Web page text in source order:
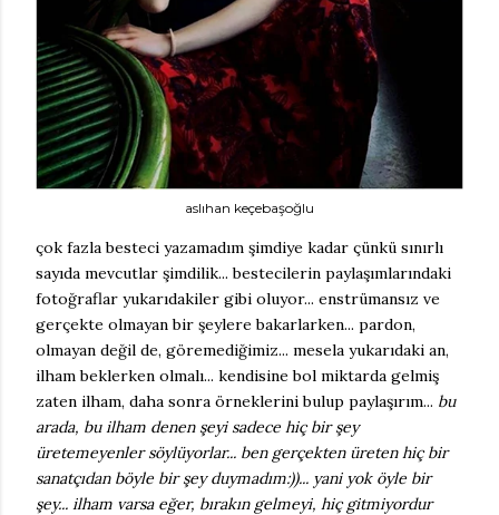
aslıhan keçebaşoğlu
çok fazla besteci yazamadım şimdiye kadar çünkü sınırlı
sayıda mevcutlar şimdilik... bestecilerin paylaşımlarındaki
fotoğraflar yukarıdakiler gibi oluyor... enstrümansız ve
gerçekte olmayan bir şeylere bakarlarken... pardon,
olmayan değil de, göremediğimiz... mesela yukarıdaki an,
ilham beklerken olmalı... kendisine bol miktarda gelmiş
zaten ilham, daha sonra örneklerini bulup paylaşırım... bu
arada, bu ilham denen şeyi sadece hiç bir şey
üretemeyenler söylüyorlar... ben gerçekten üreten hiç bir
sanatçıdan böyle bir şey duymadım:))... yani yok öyle bir
şey... ilham varsa eğer, bırakın gelmeyi, hiç gitmiyordur